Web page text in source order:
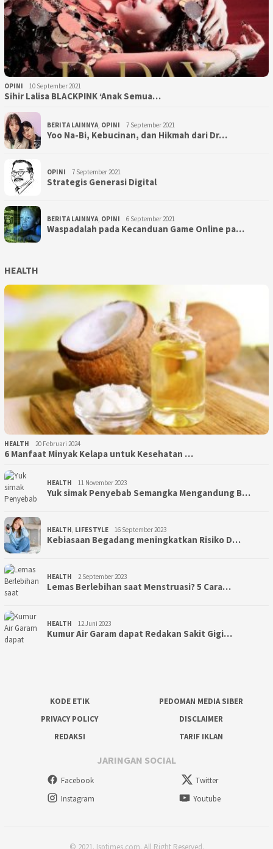
OPINI 10 September 2021
Sihir Lalisa BLACKPINK ‘Anak Semua…
BERITA LAINNYA OPINI 7 September 2021
Yoo Na-Bi, Kebucinan, dan Hikmah dari Dr…
OPINI 7 September 2021
Strategis Generasi Digital
BERITA LAINNYA OPINI 6 September 2021
Waspadalah pada Kecanduan Game Online pa…
HEALTH
HEALTH 20 Februari 2024
6 Manfaat Minyak Kelapa untuk Kesehatan …
HEALTH 11 November 2023
Yuk simak Penyebab Semangka Mengandung B…
HEALTH LIFESTYLE 16 September 2023
Kebiasaan Begadang meningkatkan Risiko D…
HEALTH 2 September 2023
Lemas Berlebihan saat Menstruasi? 5 Cara…
HEALTH 12 Juni 2023
Kumur Air Garam dapat Redakan Sakit Gigi…
KODE ETIK
PEDOMAN MEDIA SIBER
PRIVACY POLICY
DISCLAIMER
REDAKSI
TARIF IKLAN
JARINGAN SOCIAL
Facebook
Twitter
Instagram
Youtube